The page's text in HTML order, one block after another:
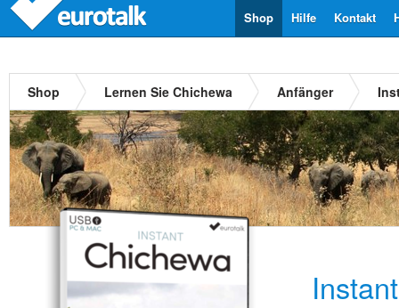
Kontakt
Hilfe
Shop
Shop Lernen Sie Chichewa Anfänger